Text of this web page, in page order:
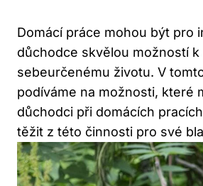
Domácí práce mohou⁢ být pro
důchodce skvělou⁣ možností ​k
sebeurčenému životu. ⁤V
podíváme na‍ možnosti, které⁣
důchodci při ‌domácích
těžit z této činnosti pro své